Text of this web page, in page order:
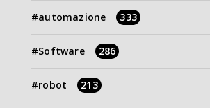
automazione 333
Software 286
robot 213